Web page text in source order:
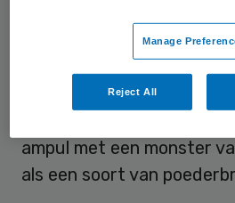
liegen niet en de
is een groot probleem en
december komen veel
ampul met een monster
als een soort van
Manage
Reject All